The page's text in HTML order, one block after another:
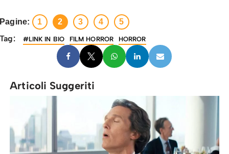
Pagine: 1 2 3 4 5
Tag: #LINK IN BIO FILM HORROR HORROR
Articoli Suggeriti